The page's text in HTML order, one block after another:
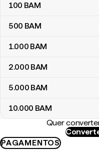
100 BAM
500 BAM
1.000 BAM
2.000 BAM
5.000 BAM
10.000 BAM
Quer
PAGAMENTOS